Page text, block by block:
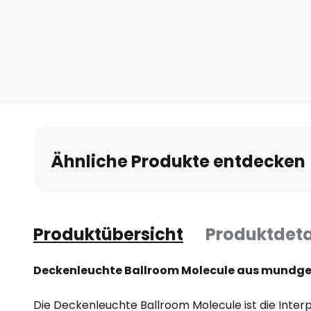
Ähnliche Produkte entdecken
Produktübersicht
Deckenleuchte Ballroom Molecule aus
Die Deckenleuchte Ballroom Molecule ist die